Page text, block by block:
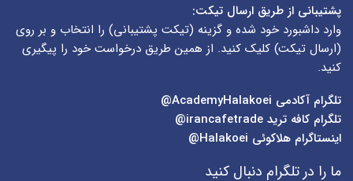
پشتیبانی از طریق ارسال تیکت:
وارد داشبورد خود شده و گزینه (تیکت پشتیبانی) را انتخاب و بر روی
(ارسال تیکت) کلیک کنید. از همین طریق درخواست خود را پیگیری
کنید.
تلگرام آکادمی
تلگرام کافه ترید irancafetrade@
اینستاگرام هلاکوئی Halakoei@
ما را در تلگرام دنبال کنید